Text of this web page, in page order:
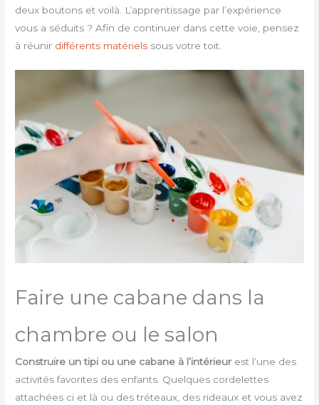
deux boutons et voilà. L’apprentissage par l’expérience
vous a séduits ? Afin de continuer dans cette voie, pensez
à réunir différents matériels sous votre toit.
Faire une cabane dans la
chambre ou le salon
Construire un tipi ou une cabane à l’intérieur est l’une des
activités favorites des enfants. Quelques cordelettes
attachées ci et là ou des tréteaux, des rideaux et vous avez